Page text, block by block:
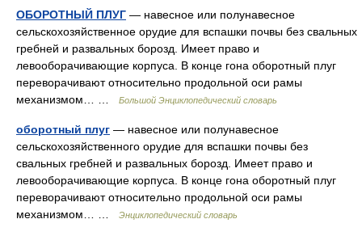
ОБОРОТНЫЙ ПЛУГ — навесное или полунавесное
сельскохозяйственное орудие для вспашки почвы без свальных
гребней и развальных борозд. Имеет право и
левооборачивающие корпуса. В конце гона оборотный плуг
переворачивают относительно продольной оси рамы
механизмом… …
Большой Энциклопедический словарь
оборотный плуг — навесное или полунавесное
сельскохозяйственного орудие для вспашки почвы без
свальных гребней и развальных борозд. Имеет право и
левооборачивающие корпуса. В конце гона оборотный плуг
переворачивают относительно продольной оси рамы
механизмом… …
Энциклопедический словарь